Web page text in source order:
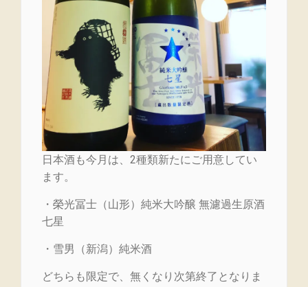
日本酒も今月は、2種類新たにご用意してい
ます。
・榮光冨士（山形）純米大吟醸 無濾過生原酒
七星
・雪男（新潟）純米酒
どちらも限定で、無くなり次第終了となりま